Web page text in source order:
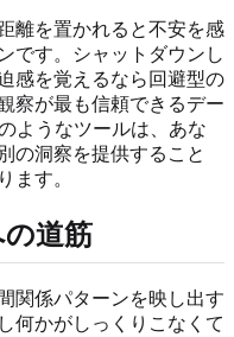
離を置かれると不安を感
です。シャットダウンし
感を覚えるなら回避型の
察が最も信頼できるデー
ようなツールは、あな
の洞察を提供すること
ます。
道筋
関係パターンを映し出す
何かがしっくりこなくて